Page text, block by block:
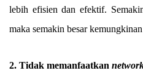
lebih efisien dan efektif.
maka semakin besar
2. Tidak memanfaatkan